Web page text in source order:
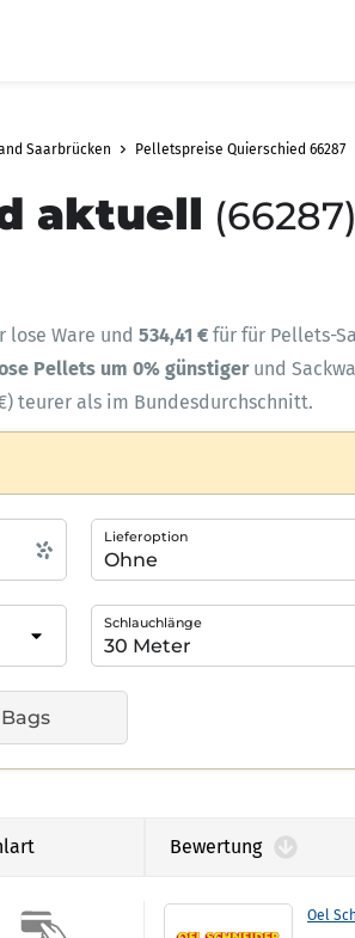
Saarbrücken Pelletspreise Quierschied 66287
aktuell
lose Ware und 534,41 € für für Pellets-
Pellets um 0% günstiger und
teurer als im Bundesdurchschnitt.
Lieferoption
Schlauchlänge
Bewertung
Oel